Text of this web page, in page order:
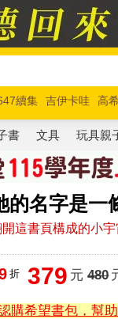
續集 吉伊卡哇 高
動員5 超慢跑
書 文具 玩具親
的名字是一
開這書頁構成的小
折 379 元 480
購希望書包，幫